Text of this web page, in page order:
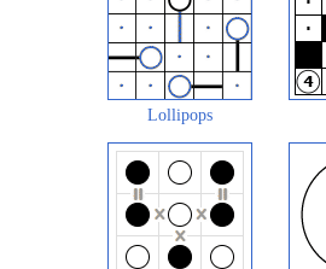
Lollipops